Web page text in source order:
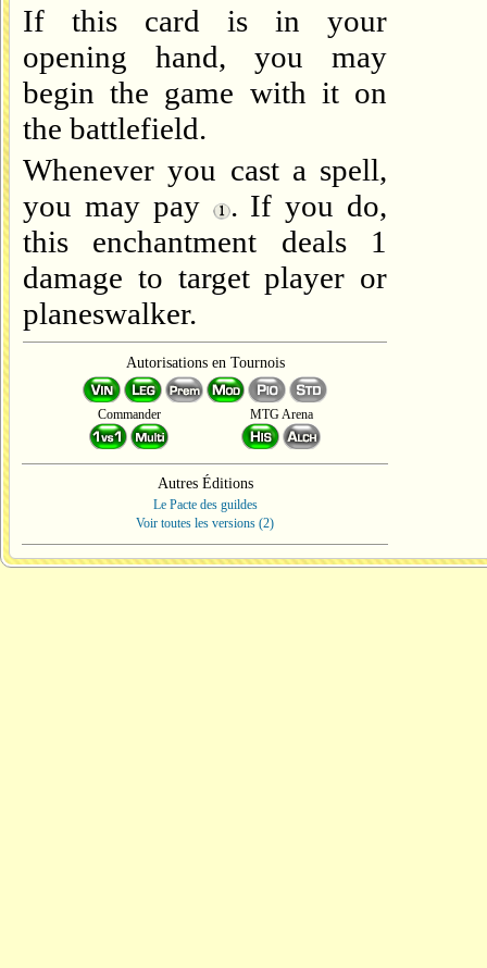
If this card is in your
opening hand, you may
begin the game with it on
the battlefield.
Whenever you cast a spell,
you may pay
. If you do,
this enchantment deals 1
damage to target player or
planeswalker.
Autorisations en Tournois
Commander MTG Arena
Autres Éditions
Le Pacte des guildes
Voir toutes les versions (2)